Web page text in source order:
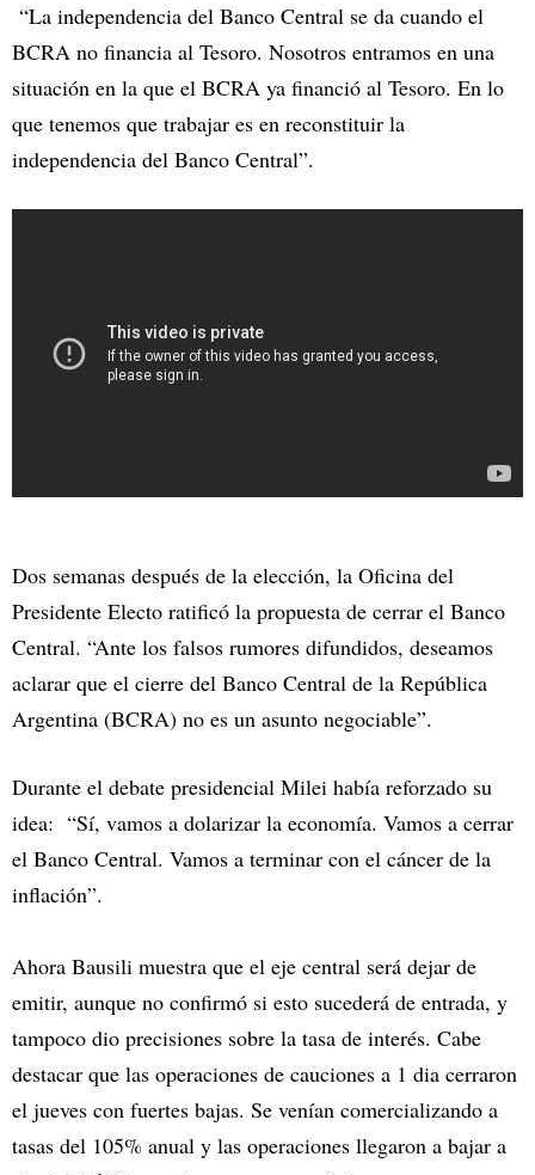
“La independencia del Banco Central se da cuando el
BCRA no financia al Tesoro. Nosotros entramos en una
situación en la que el BCRA ya financió al Tesoro. En lo
que tenemos que trabajar es en reconstituir la
independencia del Banco Central”.
Dos semanas después de la elección, la Oficina del
Presidente Electo ratificó la propuesta de cerrar el Banco
Central. “Ante los falsos rumores difundidos, deseamos
aclarar que el cierre del Banco Central de la República
Argentina (BCRA) no es un asunto negociable”.
Durante el debate presidencial Milei había reforzado su
idea: “Sí, vamos a dolarizar la economía. Vamos a cerrar
el Banco Central. Vamos a terminar con el cáncer de la
inflación”.
Ahora Bausili muestra que el eje central será dejar de
emitir, aunque no confirmó si esto sucederá de entrada, y
tampoco dio precisiones sobre la tasa de interés. Cabe
destacar que las operaciones de cauciones a 1 dia cerraron
el jueves con fuertes bajas. Se venían comercializando a
tasas del 105% anual y las operaciones llegaron a bajar a